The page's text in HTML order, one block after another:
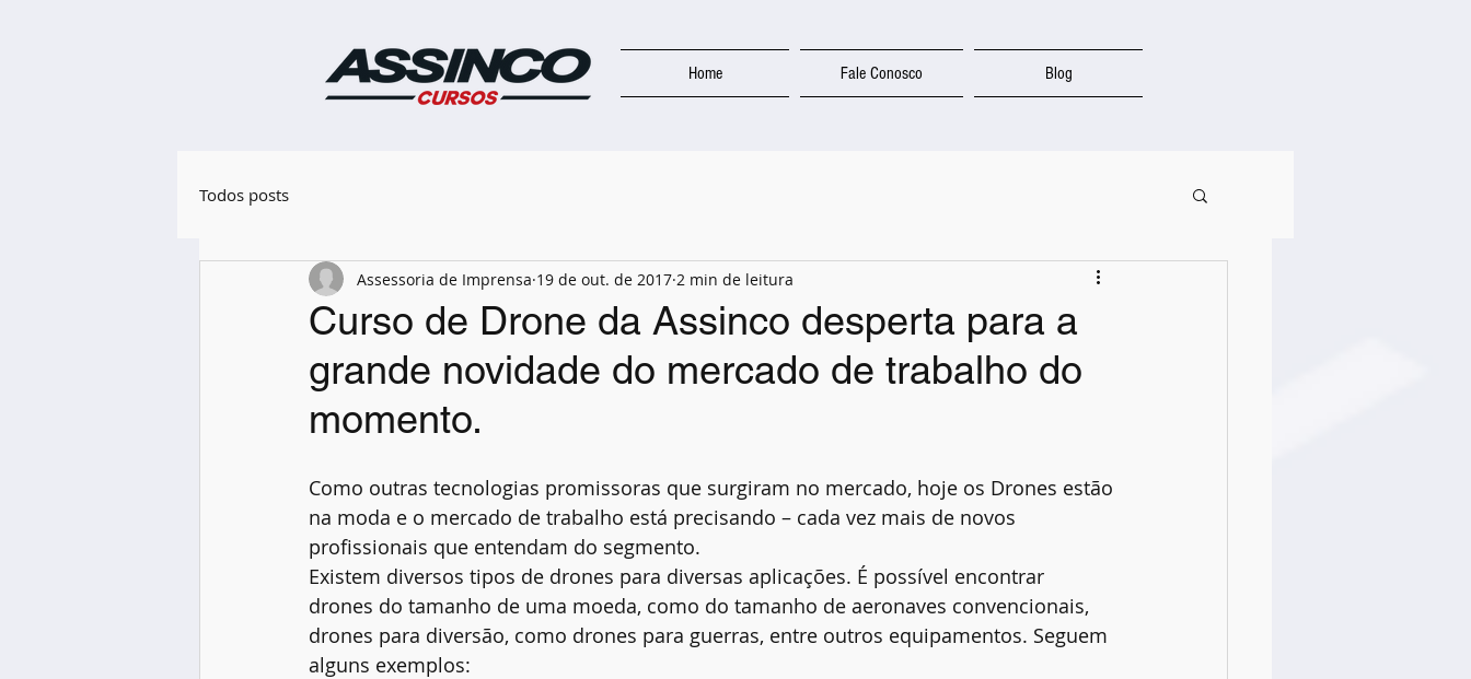
Home Fale Conosco Blog
Todos posts
Curso de Drone da Assinco desperta para a
grande novidade do mercado de trabalho do
momento.
Assessoria de Imprensa 19 de out. de 2017 2 min de leitura
Como outras tecnologias promissoras que surgiram no mercado, hoje os Drones estão
na moda e o mercado de trabalho está precisando – cada vez mais de novos
profissionais que entendam do segmento.
Existem diversos tipos de drones para diversas aplicações. É possível encontrar
drones do tamanho de uma moeda, como do tamanho de aeronaves convencionais,
drones para diversão, como drones para guerras, entre outros equipamentos. Seguem
alguns exemplos: